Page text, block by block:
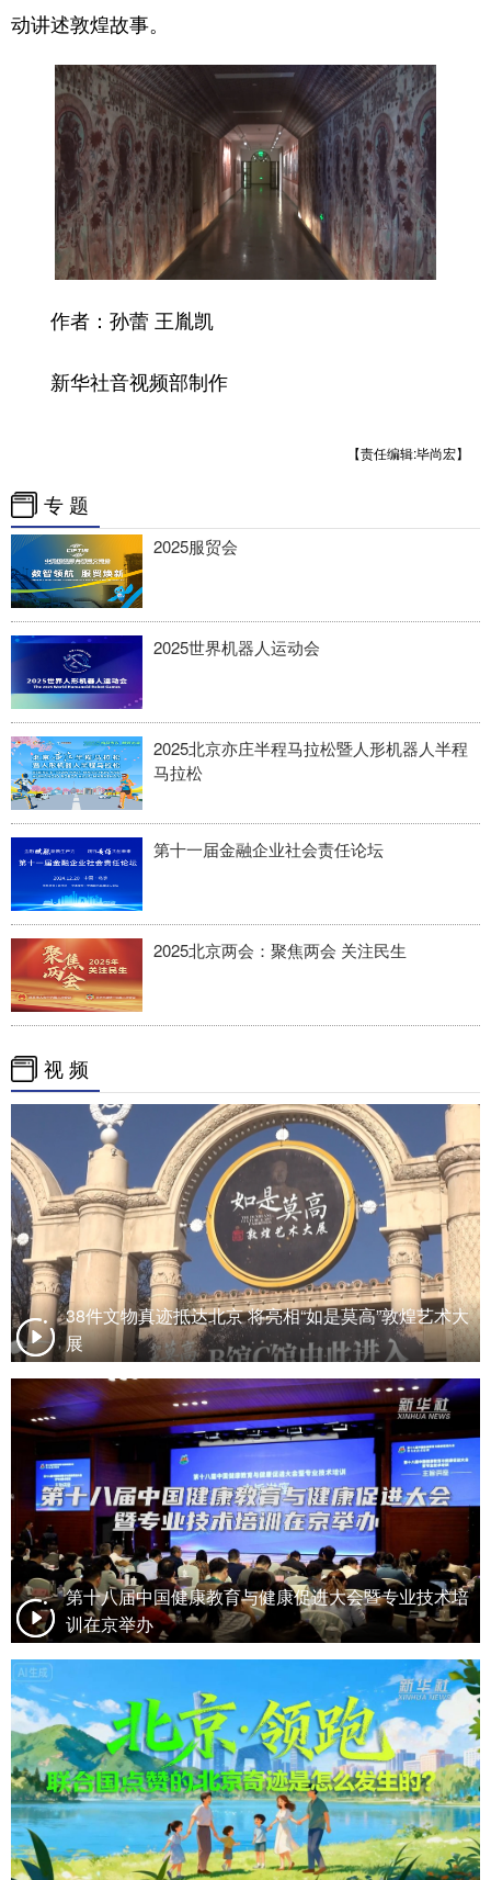
新疆
多语种频道
English Español Français عربى
Русский язык 日本語 한국어
Deutsch Português
动讲述敦煌故事。
作者：孙蕾 王胤凯
新华社音视频部制作
【责任编辑:毕尚宏】
专 题
2025服贸会
2025世界机器人运动会
2025北京亦庄半程马拉松暨人形机器人半程
马拉松
第十一届金融企业社会责任论坛
2025北京两会：聚焦两会 关注民生
视 频
38件文物真迹抵达北京 将亮相“如是莫高”敦煌艺术大
展
第十八届中国健康教育与健康促进大会暨专业技术培
训在京举办